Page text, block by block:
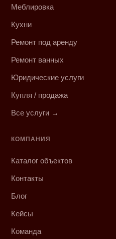
Меблировка
Кухни
Ремонт под аренду
Ремонт ванных
Юридические услуги
Купля / продажа
Все услуги →
КОМПАНИЯ
Каталог объектов
Контакты
Блог
Кейсы
Команда